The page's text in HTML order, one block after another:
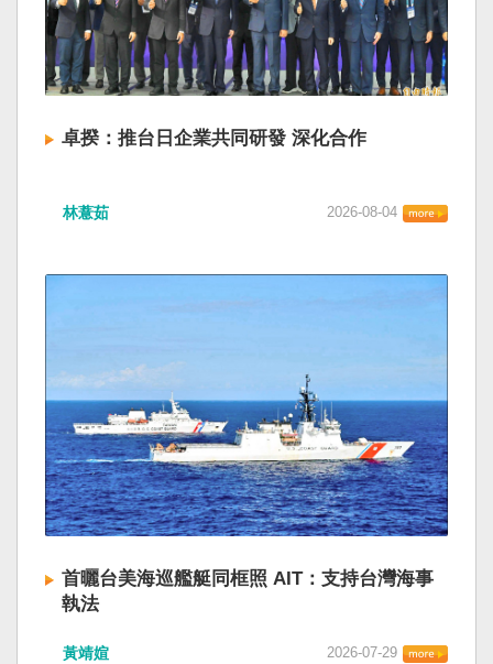
卓揆：推台日企業共同研發 深化合作
林薏茹 2026-08-04
首曬台美海巡艦艇同框照 AIT：支持台灣海事
執法
黃靖媗 2026-07-29